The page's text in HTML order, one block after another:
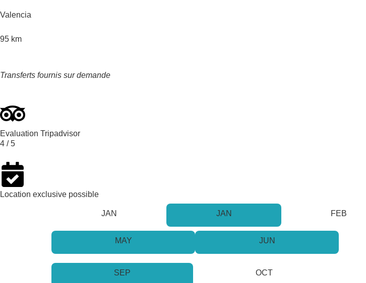
Valencia
95 km
Transferts fournis sur demande
Evaluation Tripadvisor
4 / 5
Location exclusive possible
JAN JAN FEB
MAY JUN
SEP OCT